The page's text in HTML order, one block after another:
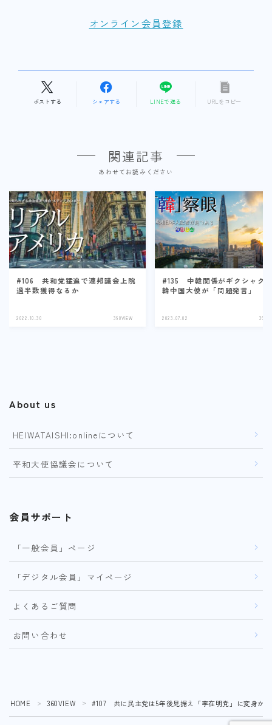
オンライン会員登録
ポストする シェアする LINEで送る URLをコピー
関連記事
あわせてお読みください
#106 共和党猛追で連邦議会上院
過半数獲得なるか
2022.10.30 360VIEW
#135 中韓関係がギクシャク
韓中国大使が「問題発言」
2023.07.02
About us
HEIWATAISHI:onlineについて
平和大使協議会について
会員サポート
「一般会員」ページ
「デジタル会員」マイページ
よくあるご質問
お問い合わせ
HOME ＞ 360VIEW ＞ #107 共に民主党は5年後見据え「李在明党」に変身か？